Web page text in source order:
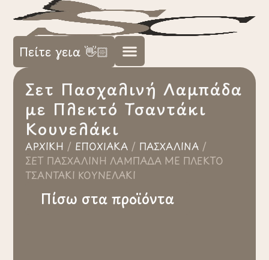
Πείτε γεια 👋🏻
Σετ Πασχαλινή Λαμπάδα
με Πλεκτό Τσαντάκι
Κουνελάκι
ΑΡΧΙΚΉ / ΕΠΟΧΙΑΚΆ / ΠΑΣΧΑΛΙΝΆ /
ΣΕΤ ΠΑΣΧΑΛΙΝΉ ΛΑΜΠΆΔΑ ΜΕ ΠΛΕΚΤΌ
ΤΣΑΝΤΆΚΙ ΚΟΥΝΕΛΆΚΙ
Πίσω στα προϊόντα